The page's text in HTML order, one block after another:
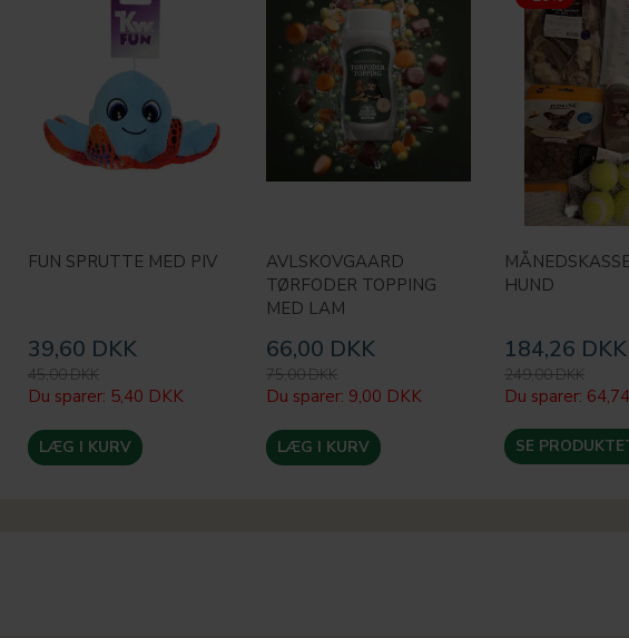
FUN SPRUTTE MED PIV
39,60 DKK
45,00 DKK
Du sparer: 5,40 DKK
LÆG I KURV
AVLSKOVGAARD
TØRFODER TOPPING
MED LAM
66,00 DKK
75,00 DKK
Du sparer: 9,00 DKK
LÆG I KURV
HUND
184,26 DKK
249,00 DKK
Du sparer:
SE